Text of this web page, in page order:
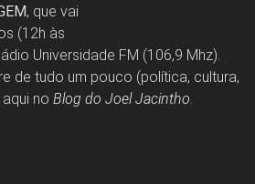
, que vai
(12h às
Universidade FM (106,9 Mhz).
de tudo um pouco (política, cultura,
no Blog do Joel Jacintho.